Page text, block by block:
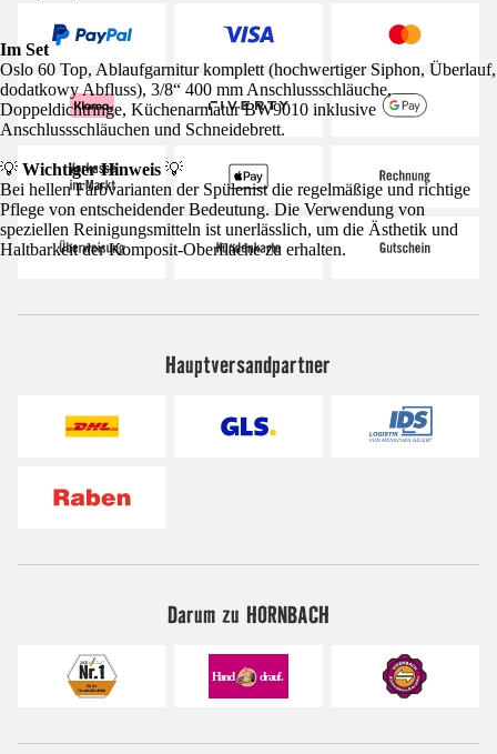
Im Set
Oslo 60 Top, Ablaufgarnitur komplett (hochwertiger Siphon, Überlauf,
dodatkowy Abfluss), 3/8“ 400 mm Anschlussschläuche,
Doppeldichtringe, Küchenarmatur BW9010 inklusive
Anschlussschläuchen und Schneidebrett.
💡 Wichtiger Hinweis 💡
Bei hellen Farbvarianten der Spülenist die regelmäßige und richtige
Pflege von entscheidender Bedeutung. Die Verwendung von
speziellen Reinigungsmitteln ist unerlässlich, um die Ästhetik und
Haltbarkeit der Komposit-Oberfläche zu erhalten.
Hauptversandpartner
Darum zu HORNBACH